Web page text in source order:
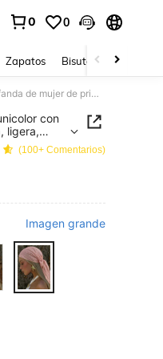
0 0
Zapatos Bisutería Y
1 pieza Bufanda de mujer de primavera de unicolor con bordado, estampado y pedrería, minimalista, ligera, casual y versátil
con
ligera,
(100+ Comentarios)
Imagen grande